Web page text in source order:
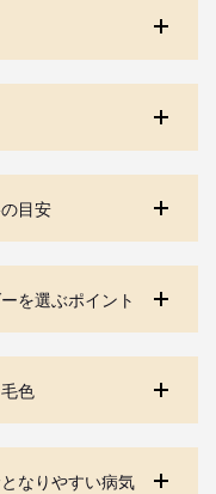
目安
を選ぶポイント
色
なりやすい病気